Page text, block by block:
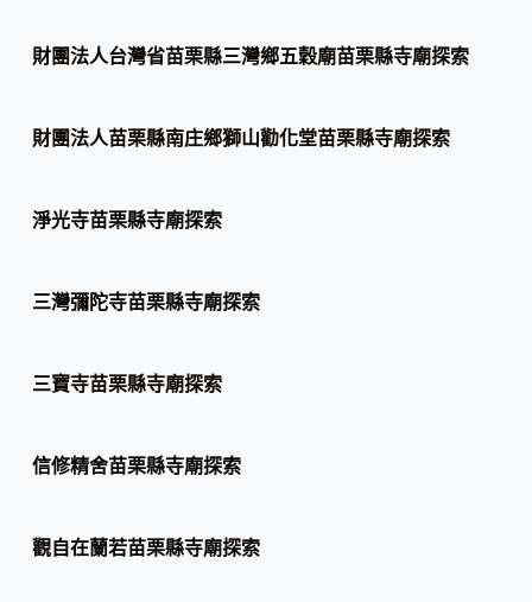
財團法人台灣省苗栗縣三灣鄉五穀廟苗栗縣寺廟探索
財團法人苗栗縣南庄鄉獅山勸化堂苗栗縣寺廟探索
淨光寺苗栗縣寺廟探索
三灣彌陀寺苗栗縣寺廟探索
三寶寺苗栗縣寺廟探索
信修精舍苗栗縣寺廟探索
觀自在蘭若苗栗縣寺廟探索